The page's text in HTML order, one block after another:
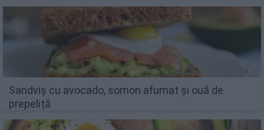
Sandviș cu avocado, somon afumat și ouă de
prepeliță